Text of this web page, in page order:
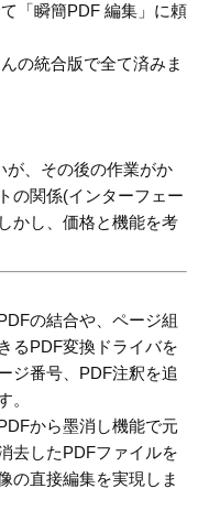
「瞬簡PDF 編集」に頼
の統合版で全て済みま
、その後の作業がか
の関係(インターフェー
かし、価格と機能を考
の結合や、ページ組
るPDF変換ドライバを
ジ番号、PDF注釈を追
。
から墨消し機能で元
去したPDFファイルを
の直接編集を実現しま